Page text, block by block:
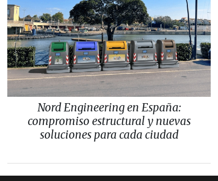
Nord Engineering en España:
compromiso estructural y nuevas
soluciones para cada ciudad